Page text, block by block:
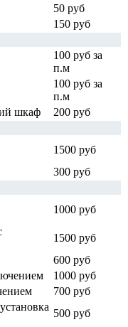
50 руб
150 руб
100 руб за
п.м
100 руб за
п.м
шкаф
200 руб
1500 руб
300 руб
1000 руб
1500 руб
600 руб
1000 руб
700 руб
500 руб